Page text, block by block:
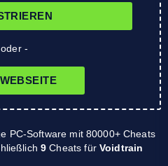
-
PC-Software mit 80000+ Cheats
9 Cheats für Voidtrain